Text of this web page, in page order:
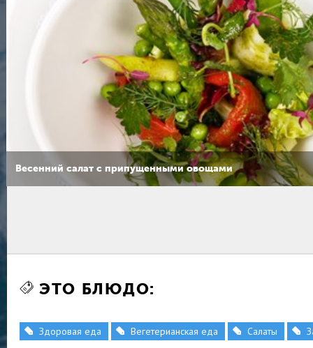
Весенний салат с припущенными овощами
ЭТО БЛЮДО:
Здоровая еда Вегетерианская еда Салаты